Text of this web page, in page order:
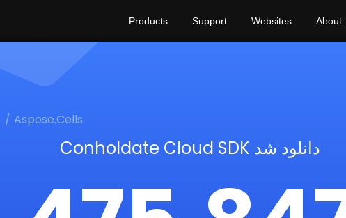
Products Support Websites About
Aspose.Cells
Conholdate Cloud SDK دانلود شد